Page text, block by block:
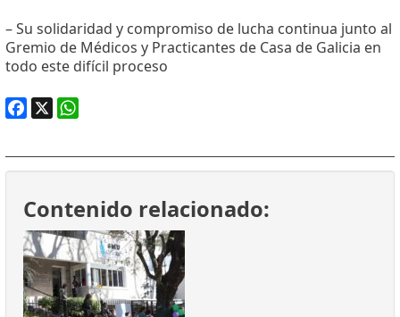
– Su solidaridad y compromiso de lucha continua junto al
Gremio de Médicos y Practicantes de Casa de Galicia en
todo este difícil proceso
Contenido relacionado: